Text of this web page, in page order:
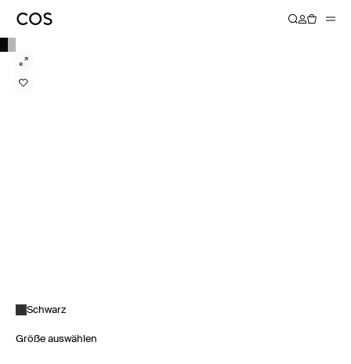
Schwarz
Größe auswählen